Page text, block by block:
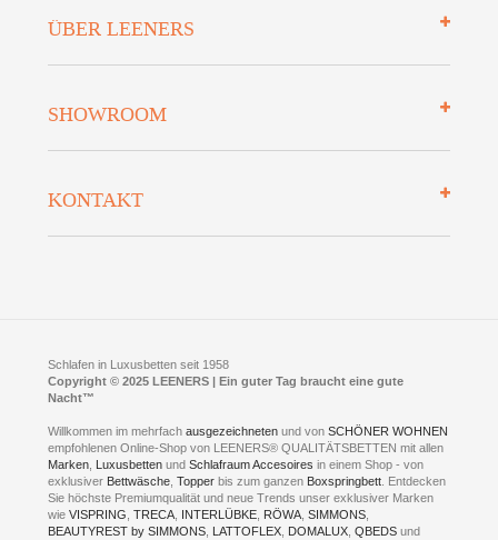
Finanzierung
Datenschutz
ÜBER LEENERS
Preisgarantie
Presse
Jobs
SHOWROOM
Fotoalbum
Kontakt
KONTAKT
Neuer Showroom für unsere Onlineartikel.
Kontakt via:WhatsApp
Kontakt via:eMail
mögliche Zeiten für eine Showroom Terminreservierung
MO und DI geschlossen
Schlafen in Luxusbetten seit 1958
Copyright © 2025 LEENERS | Ein guter Tag braucht eine gute
Nacht™
Willkommen im mehrfachausgezeichnetenund vonSCHÖNER WOHNEN
empfohlenen Online-Shop von LEENERS® QUALITÄTSBETTEN mit allen
Marken Luxusbetten undSchlafraum Accesoires in einem Shop - von
exklusiver Bettwäsche ,Topper bis zum ganzen Boxspringbett . Entdecken
Sie höchste Premiumqualität und neue Trends unser exklusiver Marken
wieVISPRING ,TRECA INTERLÜBKE RÖWA ,SIMMONS
BEAUTYREST by SIMMONS LATTOFLEX DOMALUX ,QBEDS und